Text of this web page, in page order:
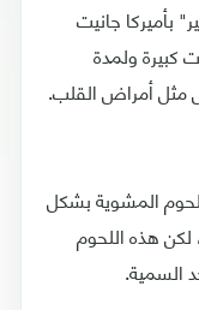
بأميركا جانيت
كبيرة ولمدة
مثل أمراض القلب.
المشوية بشكل
لكن هذه اللحوم
السمية.